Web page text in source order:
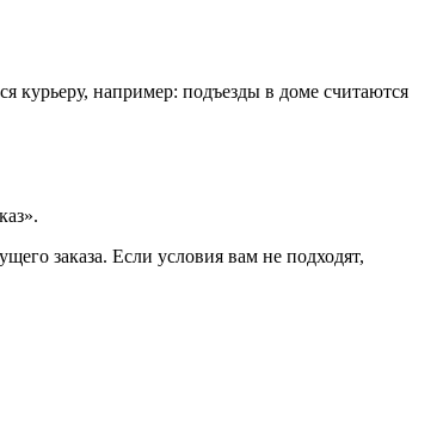
курьеру, например: подъезды в доме считаются
заказа. Если условия вам не подходят,